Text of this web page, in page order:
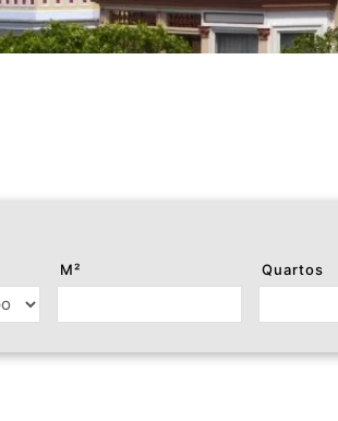
M² Quartos